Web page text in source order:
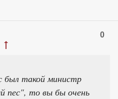
0
был такой министр
пес", то вы бы очень